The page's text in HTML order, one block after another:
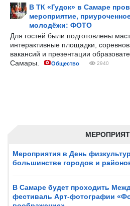
Мероприятия в День
большинстве городов и
В Самаре будет проходить
фестиваль Арт-фотографии
В ТК «Гудок» в Самаре
мероприятие,
молодёжи: ФОТО
Для гостей были подготовлены
интерактивные площадки,
вакансий и презентации
Самары.
Общество 2940